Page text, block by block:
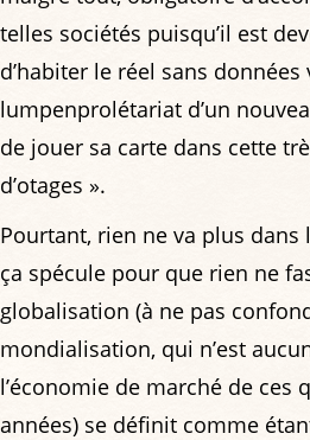
telles sociétés puisqu’il est
d’habiter le réel sans
lumpenprolétariat d’un
de jouer sa carte dans cette
d’otages ».
Pourtant, rien ne va plus
ça spécule pour que rien ne
globalisation (à ne pas
mondialisation, qui n’est
l’économie de marché de ces
années) se définit comme